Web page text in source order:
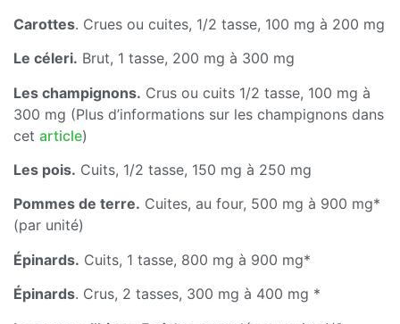
Carottes. Crues ou cuites, 1/2 tasse, 100 mg à 200 mg
Le céleri. Brut, 1 tasse, 200 mg à 300 mg
Les champignons. Crus ou cuits 1/2 tasse, 100 mg à
300 mg (Plus d’informations sur les champignons dans
cet article)
Les pois. Cuits, 1/2 tasse, 150 mg à 250 mg
Pommes de terre. Cuites, au four, 500 mg à 900 mg*
(par unité)
Épinards. Cuits, 1 tasse, 800 mg à 900 mg*
Épinards. Crus, 2 tasses, 300 mg à 400 mg *